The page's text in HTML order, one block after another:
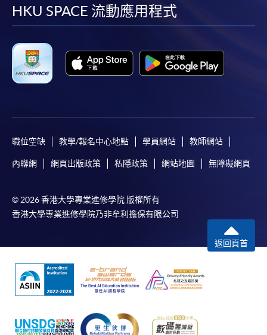
facebook
youtube
linkedin
HKU SPACE 流動應用程式
職位空缺 教學/報名中心地點 學員網站 教師網站
內聯網 網頁出版政策 私隱政策 網站地圖 無障礙網頁
© 2026 香港大學專業進修學院 版權所有
香港大學專業進修學院乃非牟利擔保有限公司
返回頁首